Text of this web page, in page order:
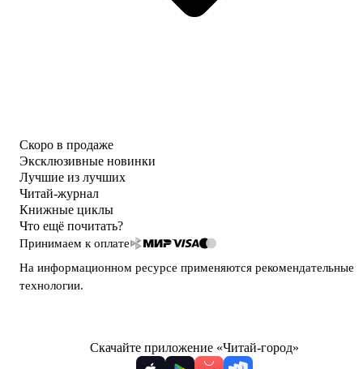
Скоро в продаже
Эксклюзивные новинки
Лучшие из лучших
Читай-журнал
Книжные циклы
Что ещё почитать?
Принимаем к оплате
На информационном ресурсе применяются рекомендательные
технологии.
Скачайте приложение «Читай-город»